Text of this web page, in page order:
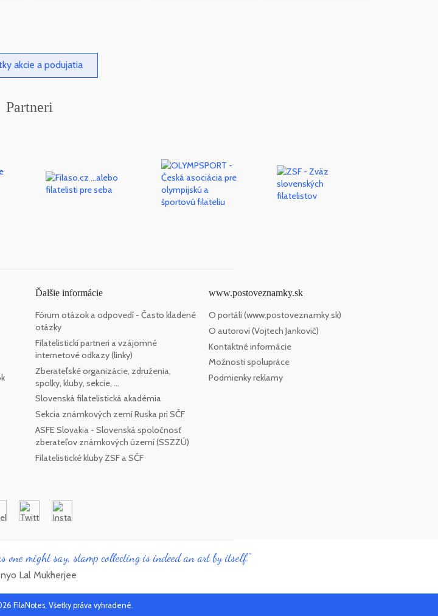
akcie a podujatia
Partneri
Ďalšie informácie
Fórum otázok a odpovedí - Často kladené
otázky
Filatelistickí partneri a vzájomné
internetové odkazy (linky)
Zberateľské organizácie, združenia,
spolky, kluby, sekcie, ...
Slovenská filatelistická akadémia
Sekcia známkových zemí Ruska pri SČF
ASFE Slovakia - Slovenská spoločnosť
zberateľov známkových území (SSZZÚ)
Filatelistické kluby ZSF a SČF
www.postoveznamky.sk
O portáli (www.postoveznamky.sk)
O autorovi (Vojtech Jankovič)
Kontaktné informácie
Možnosti spolupráce
Podmienky reklamy
one might say, stamp collecting is indeed an art by itself"
Lal Mukherjee
FilaNotes, Všetky práva vyhradené.